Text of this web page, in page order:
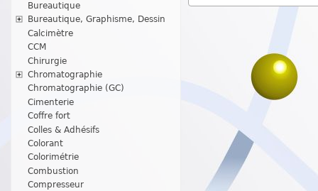
Bureautique
Bureautique, Graphisme, Dessin
Calcimètre
CCM
Chirurgie
Chromatographie
Chromatographie (GC)
Cimenterie
Coffre fort
Colles & Adhésifs
Colorant
Colorimétrie
Combustion
Compresseur